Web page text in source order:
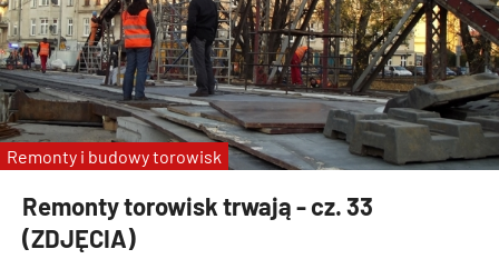
Remonty torowisk trwają - cz. 33
(ZDJĘCIA)
Remonty i budowy torowisk